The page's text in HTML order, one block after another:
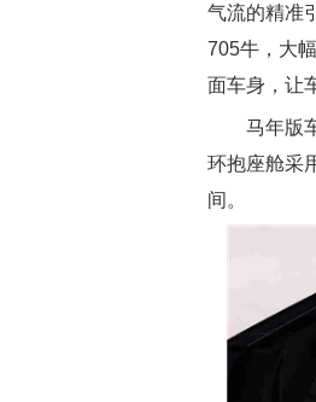
气流的精准
705牛，大
面车身，让
马年版
环抱座舱采
间。